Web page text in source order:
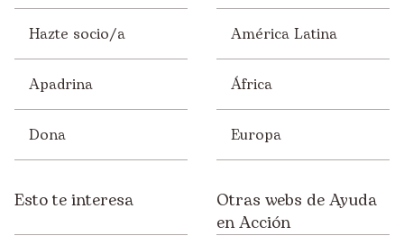
Hazte socio/a
Apadrina
Dona
América Latina
África
Europa
Esto te interesa
Otras webs de Ayuda
en Acción